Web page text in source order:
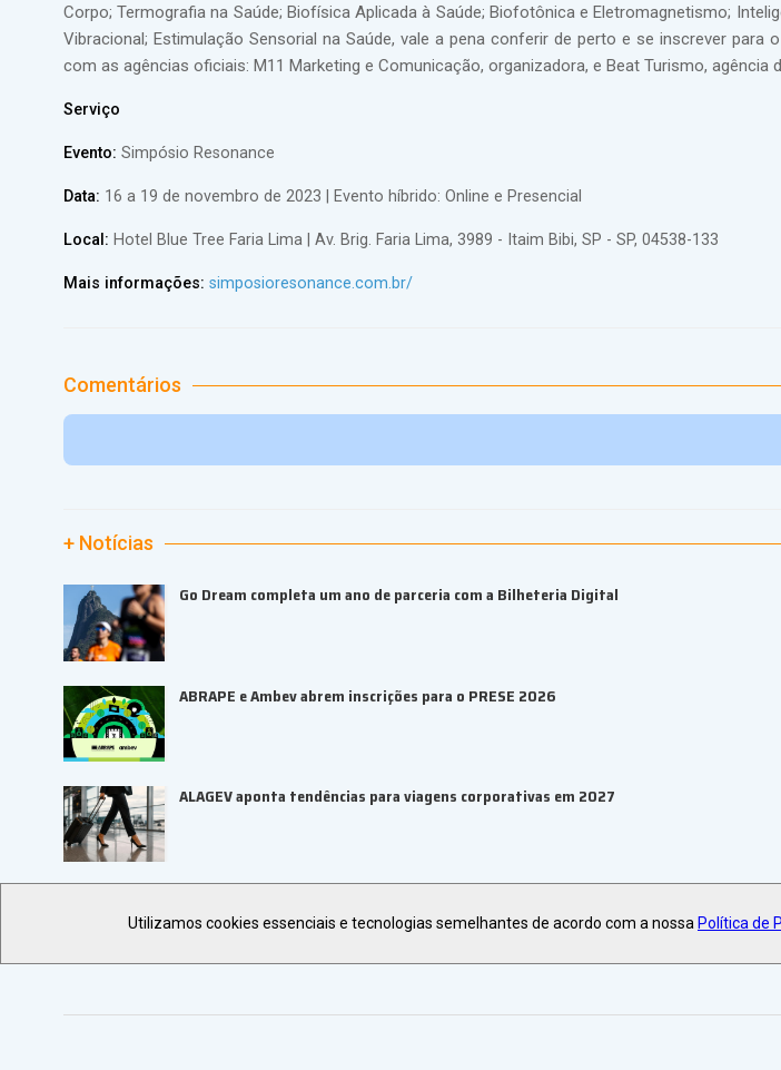
Corpo; Termografia na Saúde; Biofísica Aplicada à Saúde; Biofotônica e Eletromagnetismo;
Vibracional; Estimulação Sensorial na Saúde, vale a pena conferir de perto e se inscrever para
com as agências oficiais: M11 Marketing e Comunicação, organizadora, e Beat Turismo, agência
Serviço
Evento: Simpósio Resonance
Data: 16 a 19 de novembro de 2023 | Evento híbrido: Online e Presencial
Local: Hotel Blue Tree Faria Lima | Av. Brig. Faria Lima, 3989 - Itaim Bibi, SP - SP, 04538-133
Mais informações: simposioresonance.com.br/
Comentários
+ Notícias
Go Dream completa um ano de parceria com a Bilheteria Digital
ABRAPE e Ambev abrem inscrições para o PRESE 2026
ALAGEV aponta tendências para viagens corporativas em 2027
Utilizamos cookies essenciais e tecnologias semelhantes de acordo com a nossa Política de